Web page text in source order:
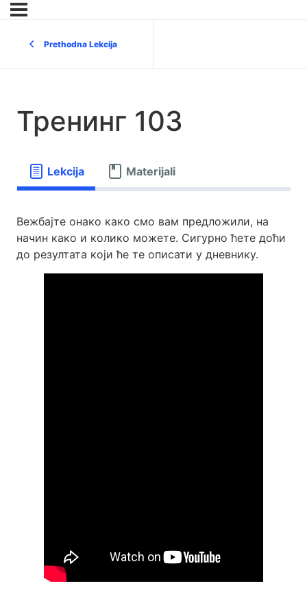
Prethodna Lekcija
Тренинг 103
Lekcija Materijali
Вежбајте онако како смо вам предложили, на
начин како и колико можете. Сигурно ћете доћи
до резултата који ће те описати у дневнику.